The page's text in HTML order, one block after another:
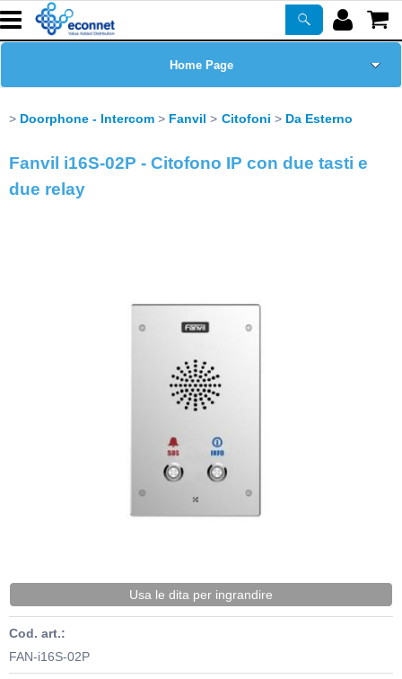
Home Page
Prodotti
Certificazioni
PROMO ATTIVE
Doorphone - Intercom Fanvil Citofoni Da Esterno
Fanvil i16S-02P - Citofono IP con due tasti e
due relay
Usa le dita per ingrandire
Cod. art.:
FAN-i16S-02P